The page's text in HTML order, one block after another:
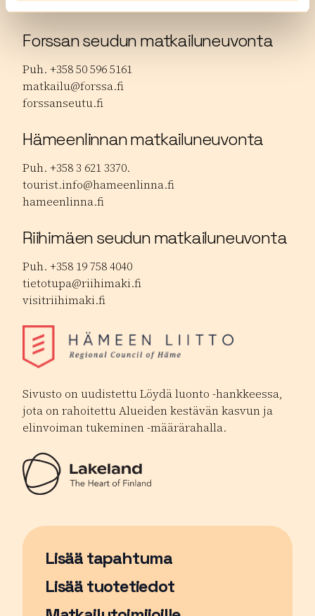
Forssan seudun matkailuneuvonta
Puh. +358 50 596 5161
matkailu@forssa.fi
forssanseutu.fi
Hämeenlinnan matkailuneuvonta
Puh. +358 3 621 3370.
tourist.info@hameenlinna.fi
hameenlinna.fi
Riihimäen seudun matkailuneuvonta
Puh. +358 19 758 4040
tietotupa@riihimaki.fi
visitriihimaki.fi
Sivusto on uudistettu Löydä luonto -hankkeessa,
jota on rahoitettu Alueiden kestävän kasvun ja
elinvoiman tukeminen -määrärahalla.
Lisää tapahtuma
Sivu avautuu uudessa ikkunassa
Lisää tuotetiedot